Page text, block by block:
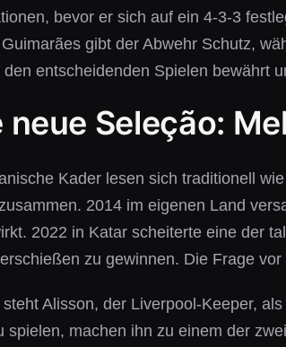
bevor er sich auf ein 4-3-3
gibt der Abwehr Schutz,
den entscheidenden Spielen bewährt
neue Seleção:
Kader lesen sich traditionell
2014 im eigenen Land
2022 in Katar scheiterte eine der
zu gewinnen. Die Frage
steht Alisson, der Liverpool-Keeper,
spielen, machen ihn zu einem der